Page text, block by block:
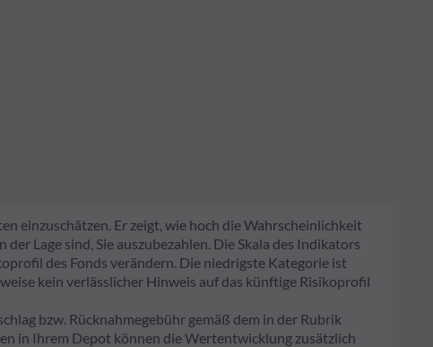
einzuschätzen. Er zeigt, wie hoch die Wahrscheinlichkeit
Lage sind, Sie auszubezahlen. Die Skala des Indikators
des Fonds verändern. Die niedrigste Kategorie ist
kein verlässlicher Hinweis auf das künftige Risikoprofil
bzw. Rücknahmegebühr gemäß dem in der Rubrik
in Ihrem Depot können die Wertentwicklung zusätzlich